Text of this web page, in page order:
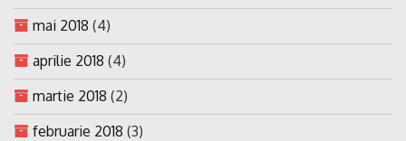
mai 2018 (4)
aprilie 2018 (4)
martie 2018 (2)
februarie 2018 (3)